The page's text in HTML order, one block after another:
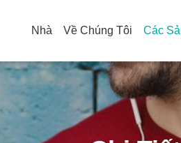
Nhà Về Chúng Tôi Các